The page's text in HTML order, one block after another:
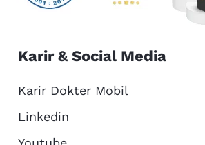
Karir & Social Media
Karir Dokter Mobil
Linkedin